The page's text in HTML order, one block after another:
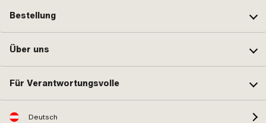
Bestellung
Über uns
Für Verantwortungsvolle
Deutsch